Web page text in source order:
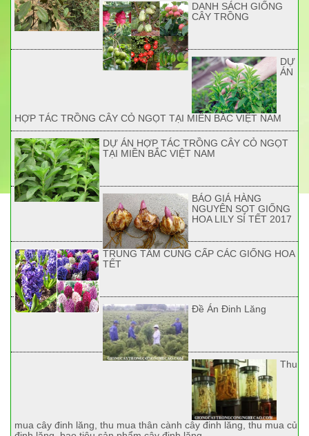
DANH SÁCH GIỐNG
CÂY TRỒNG
DỰ
ÁN
HỢP TÁC TRỒNG CÂY CỎ NGỌT TẠI MIỀN BẮC VIỆT NAM
DỰ ÁN HỢP TÁC TRỒNG CÂY CỎ NGỌT
TẠI MIỀN BẮC VIỆT NAM
BÁO GIÁ HÀNG
NGUYÊN SỌT GIỐNG
HOA LILY SỈ TẾT 2017
TRUNG TÂM CUNG CẤP CÁC GIỐNG HOA
TẾT
Đề Án Đinh Lăng
Thu
mua cây đinh lăng, thu mua thân cành cây đinh lăng, thu mua củ